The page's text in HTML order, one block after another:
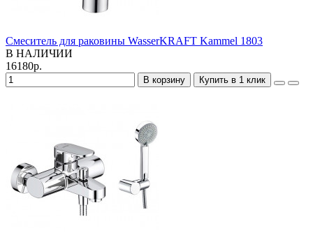
Смеситель для раковины WasserKRAFT Kammel 1803
В НАЛИЧИИ
16180р.
В корзину Купить в 1 клик